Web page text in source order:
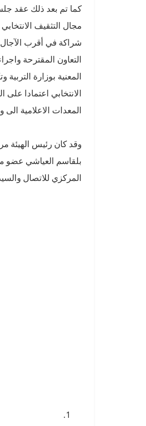
كما تم بعد ذلك عقد
مجال التثقيف
شراكة في أقرب الآجال
التعاون المقترحة
المعنية بوزارة
الانتخابي اعتمادا
المعدات الاعلامية
وقد كان رئيس الهيئة
بلقاسم العياشي عضو
المركزي للاتصال